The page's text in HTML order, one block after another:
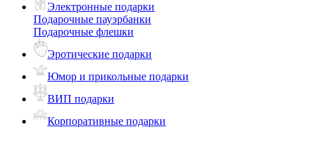
Электронные подарки
Подарочные пауэрбанки
Подарочные флешки
Эротические подарки
Юмор и прикольные подарки
ВИП подарки
Корпоративные подарки